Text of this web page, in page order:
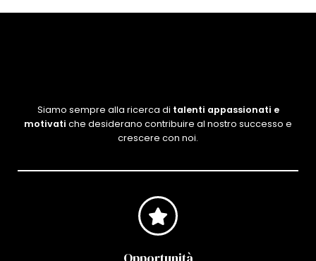
Siamo sempre alla ricerca di talenti appassionati e
motivati che desiderano contribuire al nostro successo e
crescere con noi.